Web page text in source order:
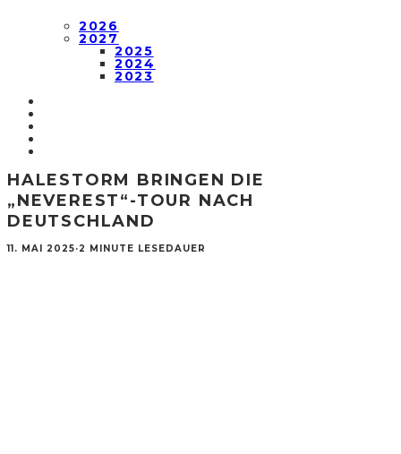
2026
2027
2025
2024
2023
HALESTORM BRINGEN DIE
„NEVEREST“-TOUR NACH
DEUTSCHLAND
11. MAI 2025·2 MINUTE LESEDAUER